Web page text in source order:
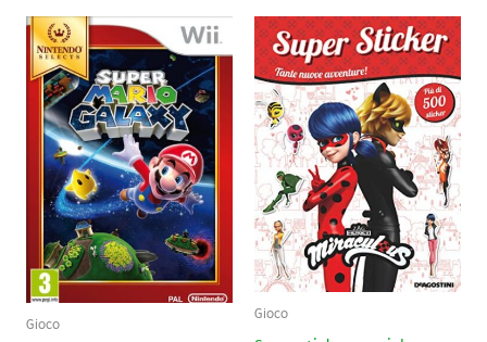
Gioco
Gioco